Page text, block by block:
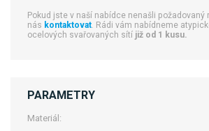
Pokud jste v naší nabídce nenašli požadovaný
nás kontaktovat. Rádi vám nabídneme
ocelových svařovaných sítí již od 1 kusu.
PARAMETRY
Materiál: